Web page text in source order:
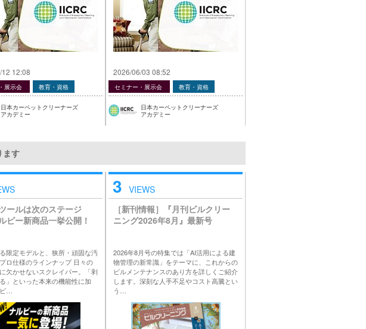
12:08
展示会 教育・資格
日本カーペットクリーナーズ
アカデミー
2026/06/03 08:52
セミナー・展示会 教育・資格
日本カーペットクリーナーズ
アカデミー
ます
ールは次のステージ
ビー新商品一挙公開！
限定モデルと、狭所・頑固な汚
ロ仕様のラインナップ 日々の
欠かせないスクレイパー。「剥
」といった本来の機能性に加
…
3 VIEWS
［新刊情報］『月刊ビルクリー
ニング2026年8月』最新号
2026年8月号の特集では「AI活用による建
物管理の新常識」をテーマに、これからの
ビルメンテナンスのあり方を詳しくご紹介
します。深刻な人手不足やコスト高騰とい
う…